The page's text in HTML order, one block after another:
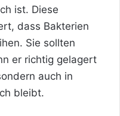
ist. Diese
dass Bakterien
Sie sollten
er richtig gelagert
auch in
bleibt.